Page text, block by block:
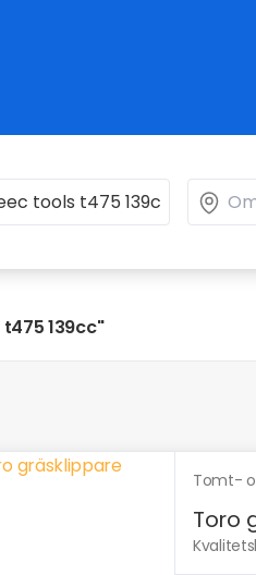
139cc"
Tomt-
Toro